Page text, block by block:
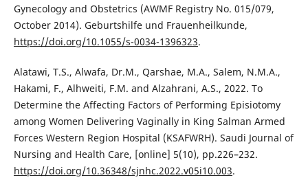
Gynecology and Obstetrics (AWMF Registry No. 015/079,
October 2014). Geburtshilfe und Frauenheilkunde,
https://doi.org/10.1055/s-0034-1396323.
Alatawi, T.S., Alwafa, Dr.M., Qarshae, M.A., Salem, N.M.A.,
Hakami, F., Alhweiti, F.M. and Alzahrani, A.S., 2022. To
Determine the Affecting Factors of Performing Episiotomy
among Women Delivering Vaginally in King Salman Armed
Forces Western Region Hospital (KSAFWRH). Saudi Journal of
Nursing and Health Care, [online] 5(10), pp.226–232.
https://doi.org/10.36348/sjnhc.2022.v05i10.003.